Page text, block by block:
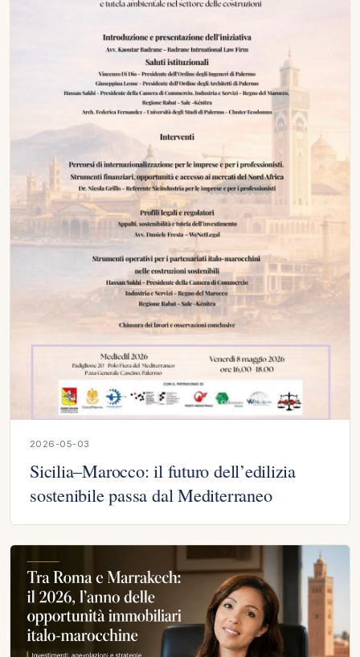
2026-05-03
Sicilia–Marocco: il futuro dell’edilizia
sostenibile passa dal Mediterraneo